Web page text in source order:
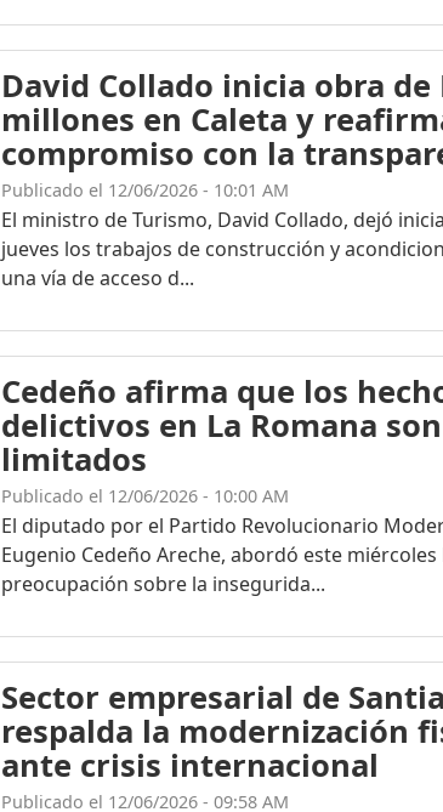
David Collado inicia obra de
millones en Caleta y
compromiso con la
Publicado el 12/06/2026 - 10:01 AM
El ministro de Turismo, David Collado, dejó
jueves los trabajos de construcción y
una vía de acceso d...
Cedeño afirma que los
delictivos en La Romana son
limitados
Publicado el 12/06/2026 - 10:00 AM
El diputado por el Partido Revolucionario
Eugenio Cedeño Areche, abordó este miércoles
preocupación sobre la insegurida...
Sector empresarial de
respalda la modernización
ante crisis internacional
Publicado el 12/06/2026 - 09:58 AM